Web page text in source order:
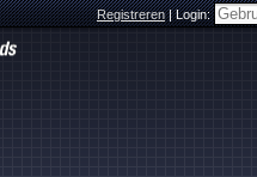
Registreren|Login: